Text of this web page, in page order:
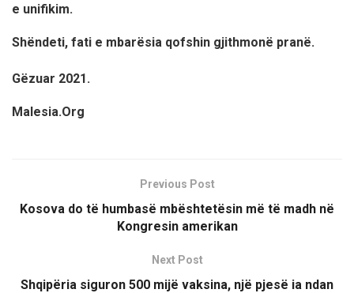
e unifikim.
Shëndeti, fati e mbarësia qofshin gjithmonë pranë.
Gëzuar 2021.
Malesia.Org
Previous Post
Kosova do të humbasë mbështetësin më të madh në
Kongresin amerikan
Next Post
Shqipëria siguron 500 mijë vaksina, një pjesë ia ndan